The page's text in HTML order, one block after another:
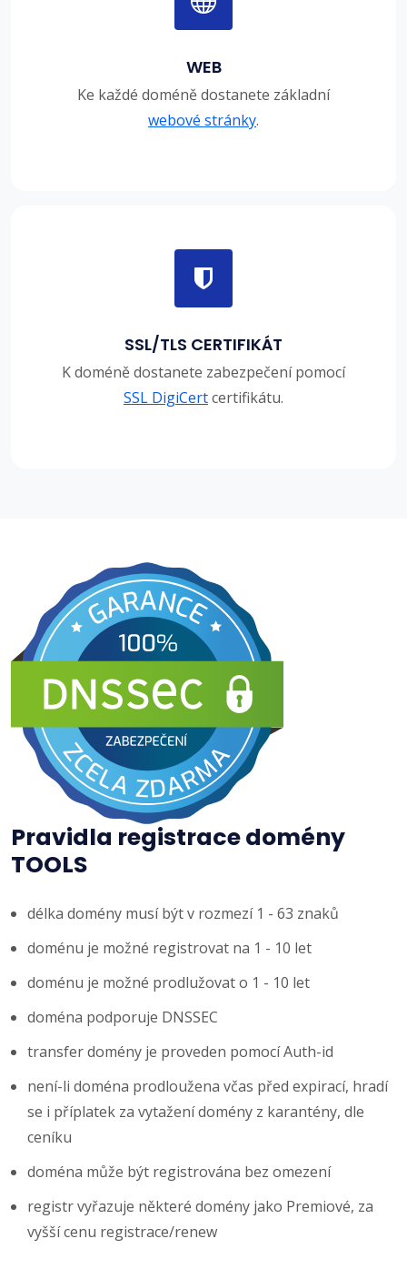
WEB
Ke každé doméně dostanete základní
webové stránky.
SSL/TLS CERTIFIKÁT
K doméně dostanete zabezpečení pomocí
SSL DigiCertcertifikátu.
Pravidla registrace domény
TOOLS
délka domény musí být v rozmezí 1 - 63 znaků
doménu je možné registrovat na 1 - 10 let
doménu je možné prodlužovat o 1 - 10 let
doména podporuje DNSSEC
transfer domény je proveden pomocí Auth-id
není-li doména prodloužena včas před expirací, hradí
se i příplatek za vytažení domény z karantény, dle
ceníku
doména může být registrována bez omezení
registr vyřazuje některé domény jako Premiové, za
vyšší cenu registrace/renew